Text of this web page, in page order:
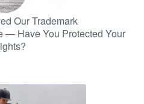
Our Trademark
— Have You Protected Your